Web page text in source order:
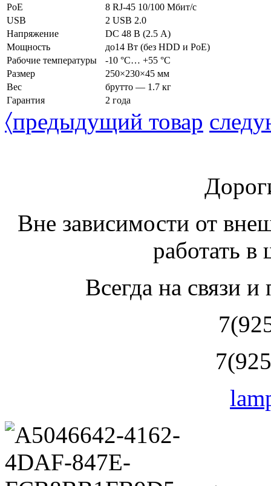
PoE
8 RJ-45 10/100 Мбит/с
USB
2 USB 2.0
Напряжение
DC 48 В (2.5 А)
Мощность
до14 Вт (без HDD и PoE)
Рабочие температуры
-10 °С… +55 °С
Размер
250×230×45 мм
Вес
брутто — 1.7 кг
Гарантия
2 года
〈предыдущий товар
Вне зависимости от
работать
Всегда на связи